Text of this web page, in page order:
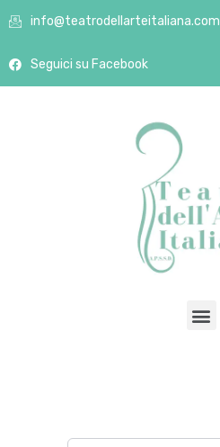
info@teatrodellarteitaliana.com
Seguici su Facebook